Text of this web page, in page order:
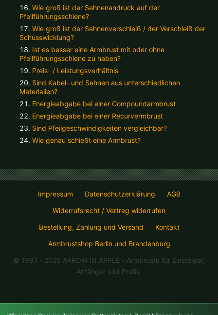
Wie groß ist der Sehnenandruck auf der
Pfeilführungsschiene?
Wie groß ist der Sehnenverschleiß / der Verschleiß der
Schusswicklung?
Ist es besser eine Armbrust mit oder ohne
Pfeilführungsschiene zu haben?
Preis- / Leistungsverhältnis
Sind Kabel- und Sehnen aus unterschiedlichen
Materialien?
Energieabgabe bei einer Compoundarmbrust
Energieabgabe bei einer Recurvermbrust
Sind Pfeilgeschwindigkeiten vergleichbar?
Wie genau schießt eine Armbrust?
Impressum Datenschutzerklärung
AGB
Widerrufsrecht / Vertrag widerrufen
Bestellung, Zahlung und Versand
Kontakt
Armbrustshop Berlin und Brandenburg
© 1997 - 2026 ARROW IN APPLE - Armbrüste für Einsteiger,
Anfänger und Profis.